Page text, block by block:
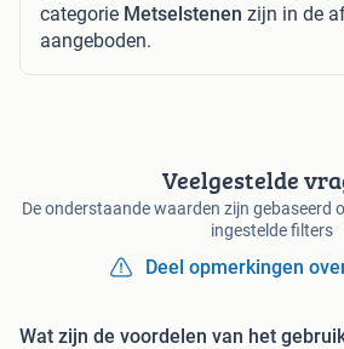
categorie Metselstenen zijn in de
aangeboden.
Veelgestelde
De onderstaande waarden zijn gebaseerd
ingestelde filters
Deel opmerkingen
Wat zijn de voordelen van het